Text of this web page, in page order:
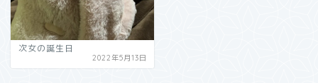
次女の誕生日
2022年5月13日